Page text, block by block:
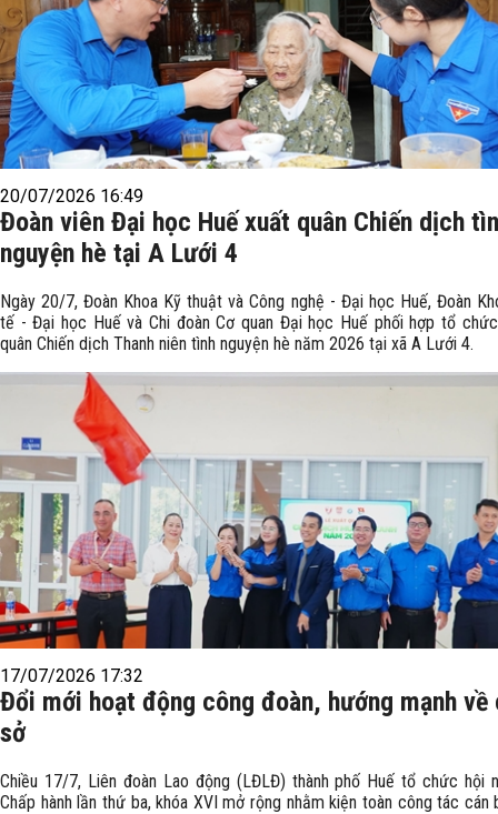
20/07/2026 16:49
Đoàn viên Đại học Huế xuất quân Chiến dịch
nguyện hè tại A Lưới 4
Ngày 20/7, Đoàn Khoa Kỹ thuật và Công nghệ - Đại học Huế, Đoàn
tế - Đại học Huế và Chi đoàn Cơ quan Đại học Huế phối hợp tổ
quân Chiến dịch Thanh niên tình nguyện hè năm 2026 tại xã A Lưới 4.
17/07/2026 17:32
Đổi mới hoạt động công đoàn, hướng mạnh về
sở
Chiều 17/7, Liên đoàn Lao động (LĐLĐ) thành phố Huế tổ chức hội
Chấp hành lần thứ ba, khóa XVI mở rộng nhằm kiện toàn công tác cán